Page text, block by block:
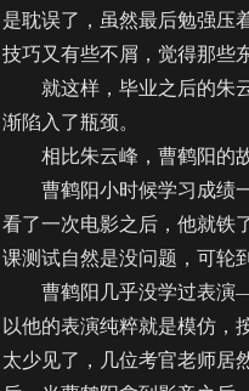
是耽误了，虽然最后勉强压
技巧又有些不屑，觉得那些
就这样，毕业之后的朱云
渐陷入了瓶颈。
相比朱云峰，曹鹤阳的故
曹鹤阳小时候学习成绩一
看了一次电影之后，他就铁
课测试自然是没问题，可轮
曹鹤阳几乎没学过表演
以他的表演纯粹就是模仿，
太少见了，几位考官老师